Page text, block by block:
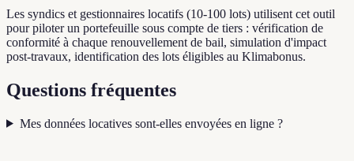
Les syndics et gestionnaires locatifs (10-100 lots) utilisent cet outil
pour piloter un portefeuille sous compte de tiers : vérification de
conformité à chaque renouvellement de bail, simulation d'impact
post-travaux, identification des lots éligibles au Klimabonus.
Questions fréquentes
Mes données locatives sont-elles envoyées en ligne ?